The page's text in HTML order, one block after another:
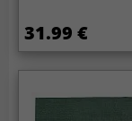
31.99 €